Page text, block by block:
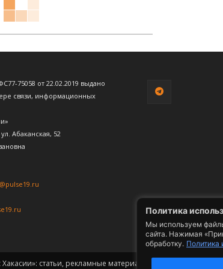
Политика
Мы используем
сайта. Нажимая
обработку. Политика
75058 от 22.02.2019 выдано
связи, информационных
Абаканская, 52
статьи, рекламные материалы, фото, видео,